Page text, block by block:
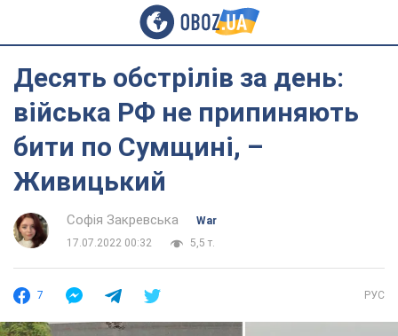
Десять обстрілів за день:
війська РФ не припиняють
бити по Сумщині, –
Живицький
Софія Закревська
War
17.07.2022 00:32
5,5 т.
7 РУС